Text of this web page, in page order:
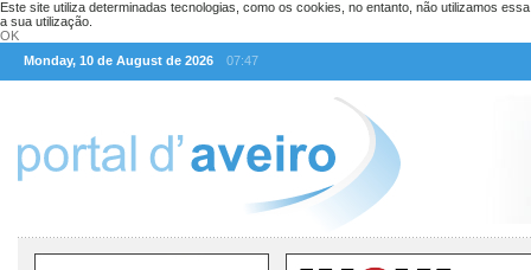
Este site utiliza determinadas tecnologias, como os cookies, no entanto, não utilizamos
a sua utilização.
OK
Monday, 10 de August de 2026
07:47